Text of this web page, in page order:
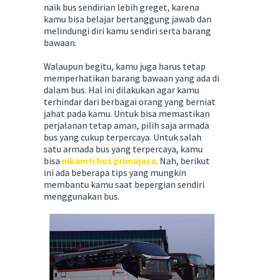
naik bus sendirian lebih greget, karena
kamu bisa belajar bertanggung jawab dan
melindungi diri kamu sendiri serta barang
bawaan.
Walaupun begitu, kamu juga harus tetap
memperhatikan barang bawaan yang ada di
dalam bus. Hal ini dilakukan agar kamu
terhindar dari berbagai orang yang berniat
jahat pada kamu. Untuk bisa memastikan
perjalanan tetap aman, pilih saja armada
bus yang cukup terpercaya. Untuk salah
satu armada bus yang terpercaya, kamu
bisa nikamti bus primajasa. Nah, berikut
ini ada beberapa tips yang mungkin
membantu kamu saat bepergian sendiri
menggunakan bus.